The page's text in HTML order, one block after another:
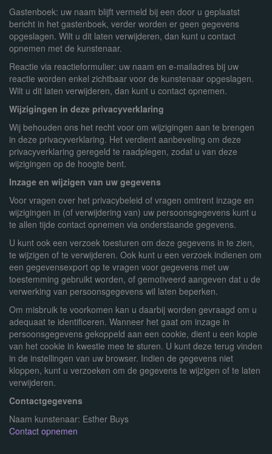
Gastenboek: uw naam blijft vermeld bij een door u geplaatst
bericht in het gastenboek, verder worden er geen gegevens
opgeslagen. Wilt u dit laten verwijderen, dan kunt u contact
opnemen met de kunstenaar.
Reactie via reactieformulier: uw naam en e-mailadres bij uw
reactie worden enkel zichtbaar voor de kunstenaar opgeslagen.
Wilt u dit laten verwijderen, dan kunt u contact opnemen.
Wijzigingen in deze privacyverklaring
Wij behouden ons het recht voor om wijzigingen aan te brengen
in deze privacyverklaring. Het verdient aanbeveling om deze
privacyverklaring geregeld te raadplegen, zodat u van deze
wijzigingen op de hoogte bent.
Inzage en wijzigen van uw gegevens
Voor vragen over het privacybeleid of vragen omtrent inzage en
wijzigingen in (of verwijdering van) uw persoonsgegevens kunt u
te allen tijde contact opnemen via onderstaande gegevens.
U kunt ook een verzoek toesturen om deze gegevens in te zien,
te wijzigen of te verwijderen. Ook kunt u een verzoek indienen om
een gegevensexport op te vragen voor gegevens met uw
toestemming gebruikt worden, of gemotiveerd aangeven dat u de
verwerking van persoonsgegevens wil laten beperken.
Om misbruik te voorkomen kan u daarbij worden gevraagd om u
adequaat te identificeren. Wanneer het gaat om inzage in
persoonsgegevens gekoppeld aan een cookie, dient u een kopie
van het cookie in kwestie mee te sturen. U kunt deze terug vinden
in de instellingen van uw browser. Indien de gegevens niet
kloppen, kunt u verzoeken om de gegevens te wijzigen of te laten
verwijderen.
Contactgegevens
Naam kunstenaar: Esther Buys
Contact opnemen